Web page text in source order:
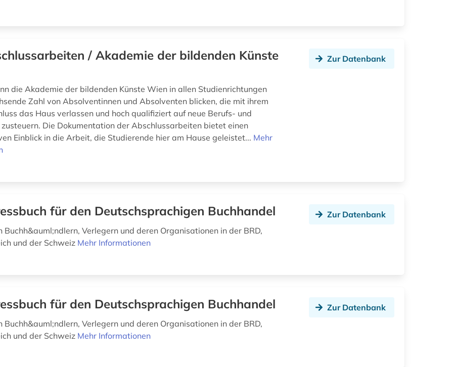
/ Akademie der bildenden Künste
die Akademie der bildenden Künste Wien in allen Studienrichtungen
Zahl von Absolventinnen und Absolventen blicken, die mit ihrem
das Haus verlassen und hoch qualifiziert auf neue Berufs- und
Die Dokumentation der Abschlussarbeiten bietet einen
Einblick in die Arbeit, die Studierende hier am Hause geleistet... Mehr
Zur Datenbank
für den Deutschsprachigen Buchhandel
Buchh&auml;ndlern, Verlegern und deren Organisationen in der BRD,
und der Schweiz Mehr Informationen
Zur Datenbank
für den Deutschsprachigen Buchhandel
Buchh&auml;ndlern, Verlegern und deren Organisationen in der BRD,
und der Schweiz Mehr Informationen
Zur Datenbank